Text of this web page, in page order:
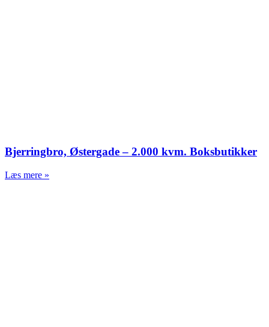
Bjerringbro, Østergade – 2.000 kvm. Boksbutikker
Læs mere »